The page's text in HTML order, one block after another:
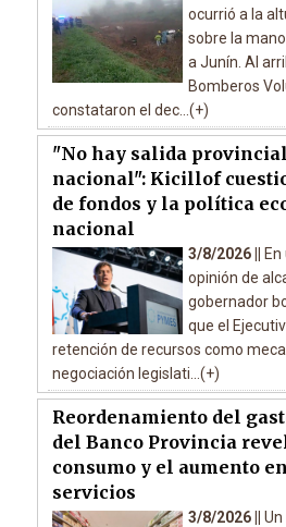
ocurrió a la
sobre la
a Junín. Al
Bomberos
constataron el dec...(+)
"No hay salida
nacional": Kicillof
de fondos y la política
nacional
3/8/2026 ||
opinión de
gobernador
que el
retención de recursos como
negociación legislati...(+)
Reordenamiento del
del Banco Provincia
consumo y el aumento
servicios
3/8/2026 ||